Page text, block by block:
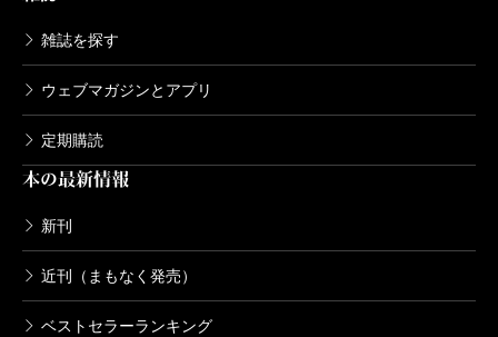
雑誌を探す
ウェブマガジンとアプリ
定期購読
本の最新情報
新刊
近刊（まもなく発売）
ベストセラーランキング